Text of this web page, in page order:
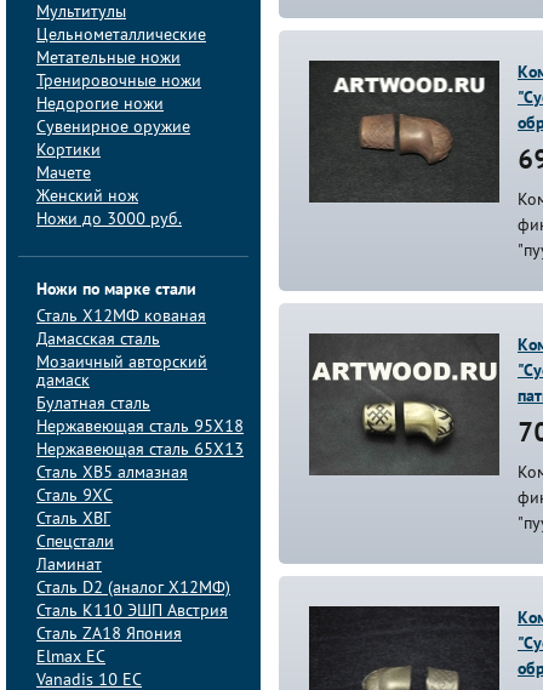
Мультитулы
Цельнометаллические
Метательные ножи
Тренировочные ножи
Недорогие ножи
Сувенирное оружие
Кортики
Мачете
Женский нож
Ножи до 3000 руб.
Ножи по марке стали
Сталь Х12МФ кованая
Дамасская сталь
Мозаичный авторский
дамаск
Булатная сталь
Нержавеющая сталь 95Х18
Нержавеющая сталь 65Х13
Сталь ХВ5 алмазная
Сталь 9ХС
Сталь ХВГ
Спецстали
Ламинат
Сталь D2 (аналог Х12МФ)
Сталь K110 ЭШП Австрия
Сталь ZA18 Япония
Elmax ЕС
Vanadis 10 ЕС